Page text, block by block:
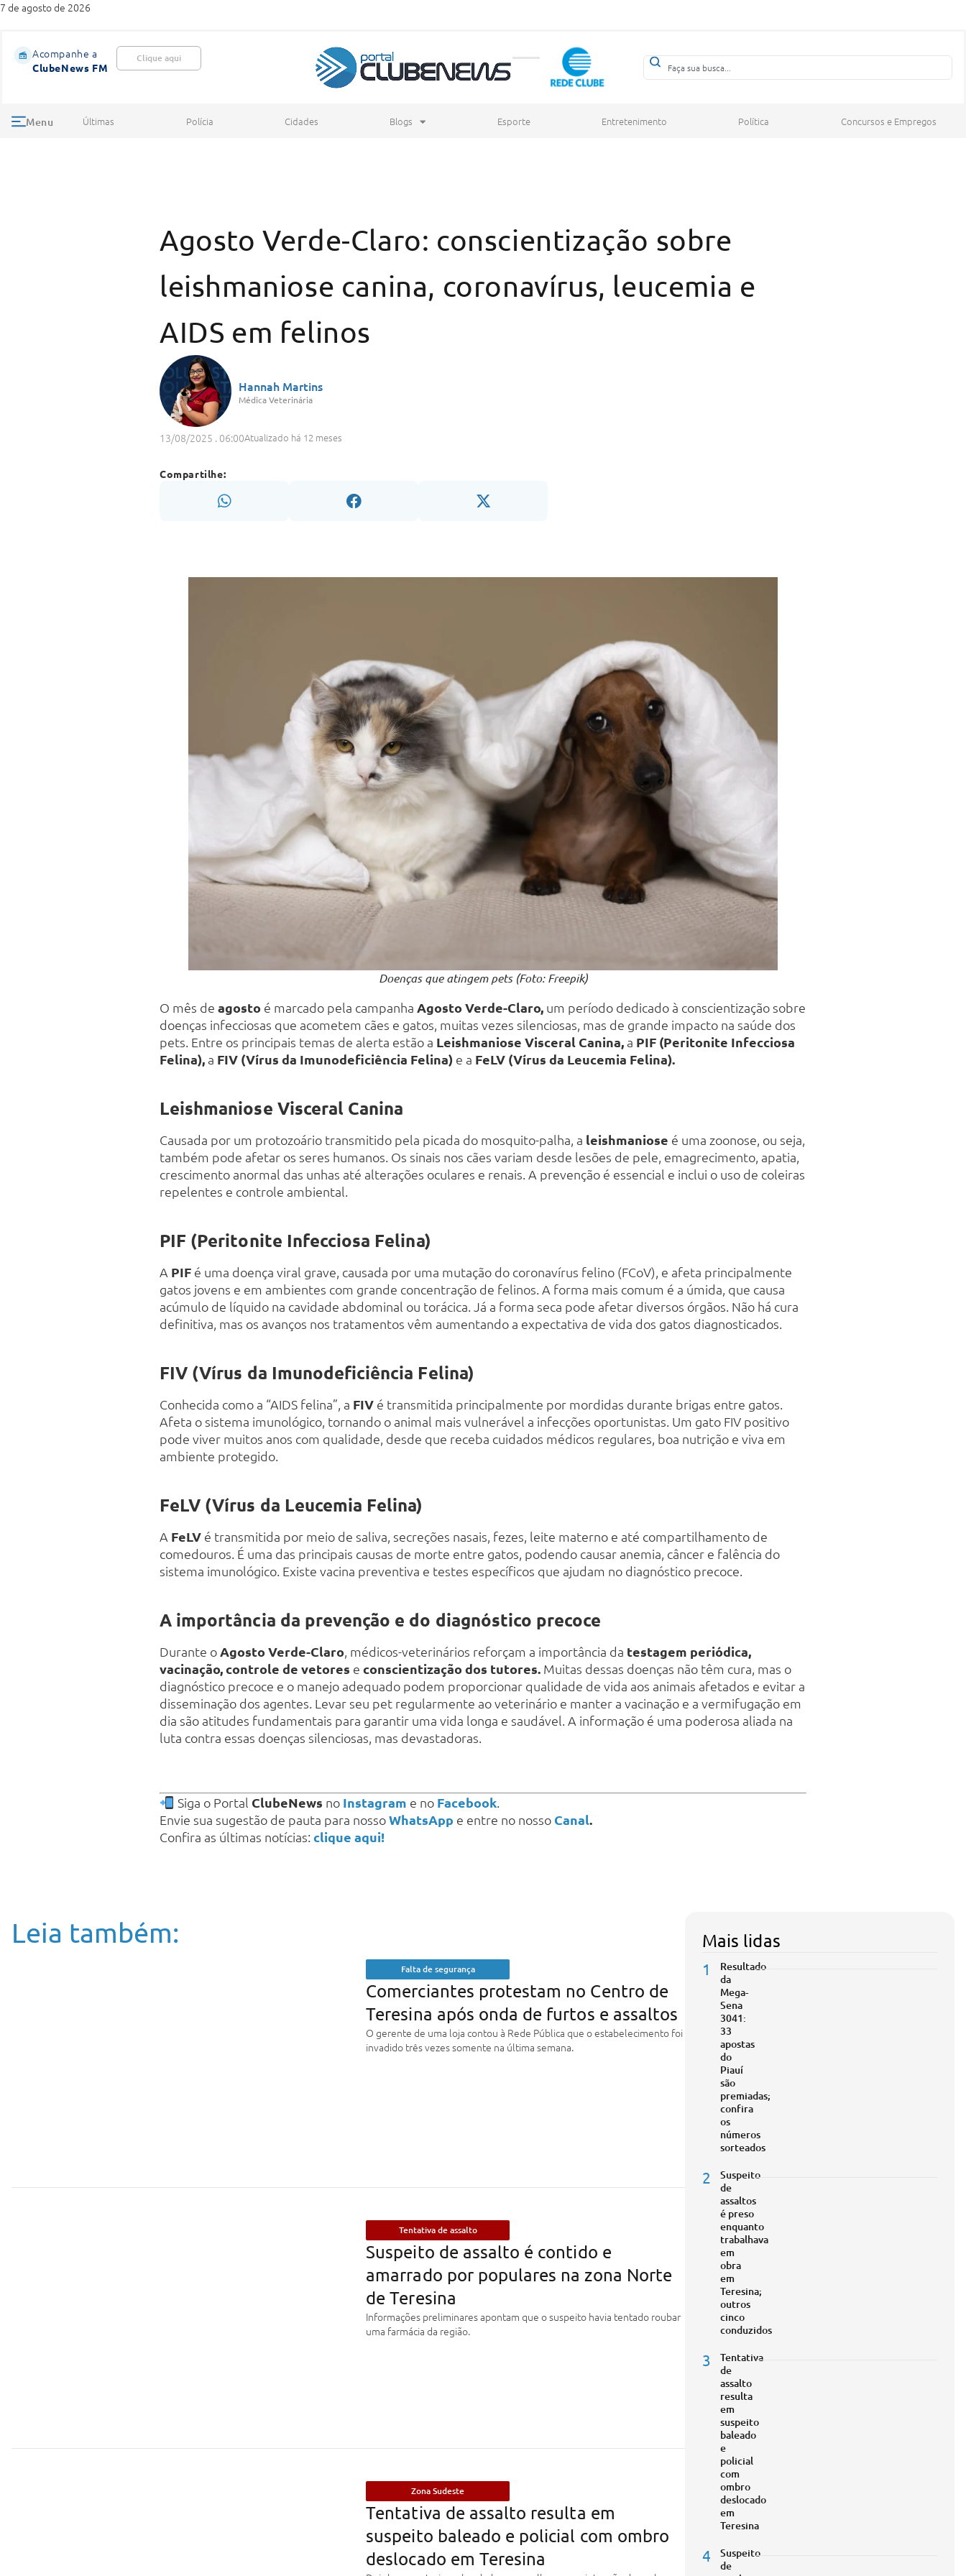
7 de agosto de 2026
Acompanhe a
ClubeNews FM
Clique aqui
Menu Últimas Polícia Cidades Blogs Esporte Entretenimento Política Concursos e Empregos
Agosto Verde-Claro: conscientização sobre
leishmaniose canina, coronavírus, leucemia e
AIDS em felinos
Hannah Martins
Médica Veterinária
13/08/2025 . 06:00Atualizado há 12 meses
Compartilhe:
Doenças que atingem pets (Foto: Freepik)
O mês de agosto é marcado pela campanha Agosto Verde-Claro, um período dedicado à conscientização sobre
doenças infecciosas que acometem cães e gatos, muitas vezes silenciosas, mas de grande impacto na saúde dos
pets. Entre os principais temas de alerta estão a Leishmaniose Visceral Canina, a PIF (Peritonite Infecciosa
Felina), a FIV (Vírus da Imunodeficiência Felina) e a FeLV (Vírus da Leucemia Felina).
Leishmaniose Visceral Canina
Causada por um protozoário transmitido pela picada do mosquito-palha, a leishmaniose é uma zoonose, ou seja,
também pode afetar os seres humanos. Os sinais nos cães variam desde lesões de pele, emagrecimento, apatia,
crescimento anormal das unhas até alterações oculares e renais. A prevenção é essencial e inclui o uso de coleiras
repelentes e controle ambiental.
PIF (Peritonite Infecciosa Felina)
A PIF é uma doença viral grave, causada por uma mutação do coronavírus felino (FCoV), e afeta principalmente
gatos jovens e em ambientes com grande concentração de felinos. A forma mais comum é a úmida, que causa
acúmulo de líquido na cavidade abdominal ou torácica. Já a forma seca pode afetar diversos órgãos. Não há cura
definitiva, mas os avanços nos tratamentos vêm aumentando a expectativa de vida dos gatos diagnosticados.
FIV (Vírus da Imunodeficiência Felina)
Conhecida como a “AIDS felina”, a FIV é transmitida principalmente por mordidas durante brigas entre gatos.
Afeta o sistema imunológico, tornando o animal mais vulnerável a infecções oportunistas. Um gato FIV positivo
pode viver muitos anos com qualidade, desde que receba cuidados médicos regulares, boa nutrição e viva em
ambiente protegido.
FeLV (Vírus da Leucemia Felina)
A FeLV é transmitida por meio de saliva, secreções nasais, fezes, leite materno e até compartilhamento de
comedouros. É uma das principais causas de morte entre gatos, podendo causar anemia, câncer e falência do
sistema imunológico. Existe vacina preventiva e testes específicos que ajudam no diagnóstico precoce.
A importância da prevenção e do diagnóstico precoce
Durante oAgosto Verde-Claro, médicos-veterinários reforçam a importância da testagem periódica,
vacinação, controle de vetores e conscientização dos tutores. Muitas dessas doenças não têm cura, mas o
diagnóstico precoce e o manejo adequado podem proporcionar qualidade de vida aos animais afetados e evitar a
disseminação dos agentes. Levar seu pet regularmente ao veterinário e manter a vacinação e a vermifugação em
dia são atitudes fundamentais para garantir uma vida longa e saudável. A informação é uma poderosa aliada na
luta contra essas doenças silenciosas, mas devastadoras.
Siga o Portal ClubeNews no Instagram e no Facebook.
Envie sua sugestão de pauta para nossoWhatsApp e entre no nosso Canal.
Confira as últimas notícias: clique aqui!
Leia também:
Falta de segurança
Comerciantes protestam no Centro de
Teresina após onda de furtos e assaltos
O gerente de uma loja contou à Rede Pública que o estabelecimento foi
invadido três vezes somente na última semana.
Tentativa de assalto
Suspeito de assalto é contido e
amarrado por populares na zona Norte
de Teresina
Informações preliminares apontam que o suspeito havia tentado roubar
uma farmácia da região.
Zona Sudeste
Tentativa de assalto resulta em
suspeito baleado e policial com ombro
deslocado em Teresina
Mais lidas
1
Resultado
da
Mega-
Sena
3041:
33
apostas
do
Piauí
são
premiadas;
confira
os
números
sorteados
2
Suspeito
de
assaltos
é preso
enquanto
trabalhava
em
obra
em
Teresina;
outros
cinco
conduzidos
3
Tentativa
de
assalto
resulta
em
suspeito
baleado
e
policial
com
ombro
deslocado
em
Teresina
4
Suspeito
de